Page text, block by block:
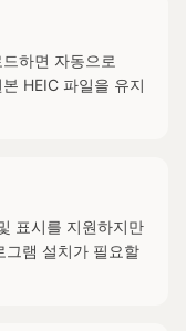
하면 자동으로
HEIC 파일을 유지
표시를 지원하지만
램 설치가 필요할